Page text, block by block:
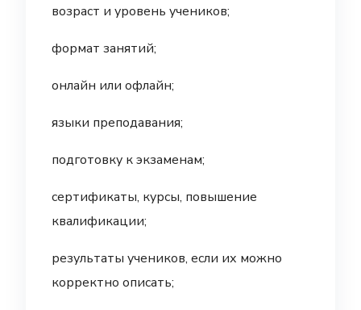
возраст и уровень учеников;
формат занятий;
онлайн или офлайн;
языки преподавания;
подготовку к экзаменам;
сертификаты, курсы, повышение
квалификации;
результаты учеников, если их можно
корректно описать;